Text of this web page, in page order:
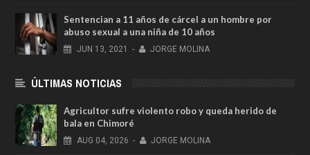
Sentencian a 11 años de cárcel a un hombre por
abuso sexual a una niña de 10 años
JUN 13, 2021 - JORGE MOLINA
ÚLTIMAS NOTICIAS
Agricultor sufre violento robo y queda herido de
bala en Chimoré
AUG 04, 2026 - JORGE MOLINA